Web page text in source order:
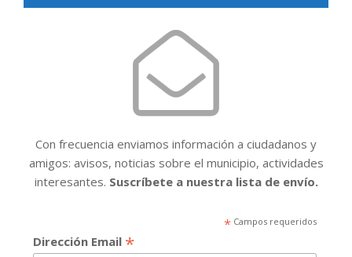
Con frecuencia enviamos información a ciudadanos y
amigos: avisos, noticias sobre el municipio, actividades
interesantes. Suscríbete a nuestra lista de envío.
*Campos requeridos
Dirección Email *